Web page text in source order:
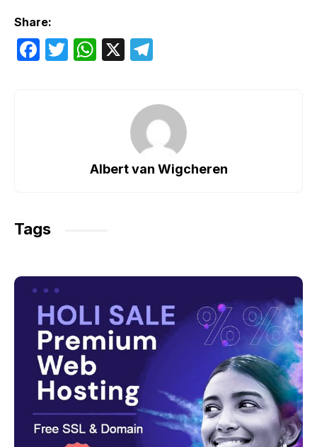
Share:
F
T
W
p
X
gr
a
m
Albert van Wigcheren
Tags